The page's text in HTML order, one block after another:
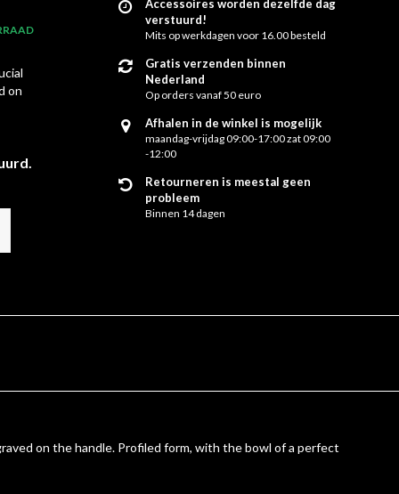
on
Accessoires worden dezelfde dag
verstuurd!
Mits op werkdagen voor 16.00 besteld
Gratis verzenden binnen
Nederland
Op orders vanaf 50 euro
Afhalen in de winkel is mogelijk
maandag-vrijdag 09:00-17:00 zat 09:00
-12:00
Retourneren is meestal geen
probleem
Binnen 14 dagen
on the handle. Profiled form, with the bowl of a perfect